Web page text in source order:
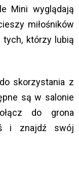
Mini wyglądają
miłośników
którzy lubią
skorzystania z
są w salonie
do grona
i znajdź swój